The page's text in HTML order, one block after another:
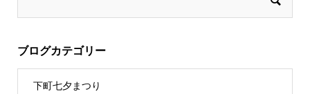
ブログカテゴリー
下町七夕まつり